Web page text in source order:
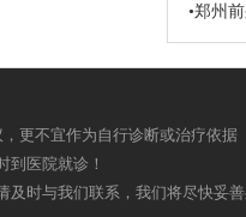
•郑州
更不宜作为自行诊断或治疗依据
到医院就诊！
时与我们联系，我们将尽快妥善